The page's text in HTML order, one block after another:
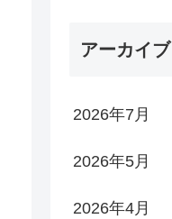
アーカイブ
2026年7月
2026年5月
2026年4月